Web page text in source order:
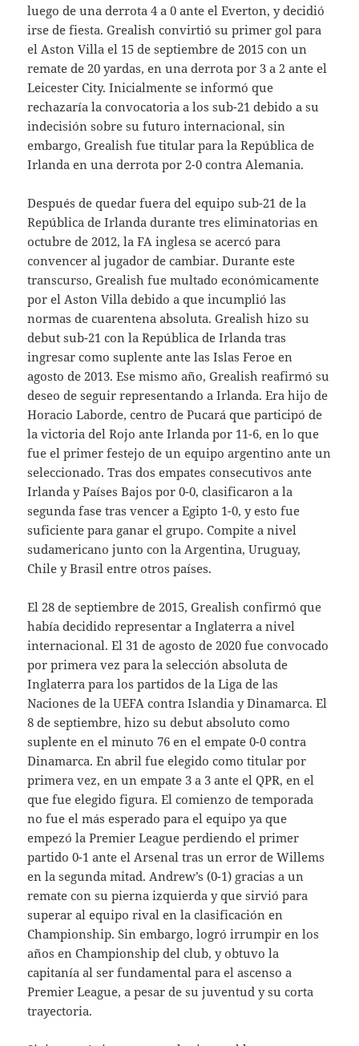
luego de una derrota 4 a 0 ante el Everton, y decidió
irse de fiesta. Grealish convirtió su primer gol para
el Aston Villa el 15 de septiembre de 2015 con un
remate de 20 yardas, en una derrota por 3 a 2 ante el
Leicester City. Inicialmente se informó que
rechazaría la convocatoria a los sub-21 debido a su
indecisión sobre su futuro internacional, sin
embargo, Grealish fue titular para la República de
Irlanda en una derrota por 2-0 contra Alemania.
Después de quedar fuera del equipo sub-21 de la
República de Irlanda durante tres eliminatorias en
octubre de 2012, la FA inglesa se acercó para
convencer al jugador de cambiar. Durante este
transcurso, Grealish fue multado económicamente
por el Aston Villa debido a que incumplió las
normas de cuarentena absoluta. Grealish hizo su
debut sub-21 con la República de Irlanda tras
ingresar como suplente ante las Islas Feroe en
agosto de 2013. Ese mismo año, Grealish reafirmó su
deseo de seguir representando a Irlanda. Era hijo de
Horacio Laborde, centro de Pucará que participó de
la victoria del Rojo ante Irlanda por 11-6, en lo que
fue el primer festejo de un equipo argentino ante un
seleccionado. Tras dos empates consecutivos ante
Irlanda y Países Bajos por 0-0, clasificaron a la
segunda fase tras vencer a Egipto 1-0, y esto fue
suficiente para ganar el grupo. Compite a nivel
sudamericano junto con la Argentina, Uruguay,
Chile y Brasil entre otros países.
El 28 de septiembre de 2015, Grealish confirmó que
había decidido representar a Inglaterra a nivel
internacional. El 31 de agosto de 2020 fue convocado
por primera vez para la selección absoluta de
Inglaterra para los partidos de la Liga de las
Naciones de la UEFA contra Islandia y Dinamarca. El
8 de septiembre, hizo su debut absoluto como
suplente en el minuto 76 en el empate 0-0 contra
Dinamarca. En abril fue elegido como titular por
primera vez, en un empate 3 a 3 ante el QPR, en el
que fue elegido figura. El comienzo de temporada
no fue el más esperado para el equipo ya que
empezó la Premier League perdiendo el primer
partido 0-1 ante el Arsenal tras un error de Willems
en la segunda mitad. Andrew’s (0-1) gracias a un
remate con su pierna izquierda y que sirvió para
superar al equipo rival en la clasificación en
Championship. Sin embargo, logró irrumpir en los
años en Championship del club, y obtuvo la
capitanía al ser fundamental para el ascenso a
Premier League, a pesar de su juventud y su corta
trayectoria.